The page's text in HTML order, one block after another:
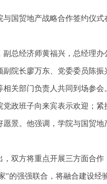
贸地产战略合作签约仪式
经济师黄福兴，总经理办
院长廖万东、党委委员陈
关部门负责人共同到场参会
班子向来宾表示欢迎；紧
景。他强调，学院与国贸
方将重点开展三方面合作
"的强强联合，将融合建设